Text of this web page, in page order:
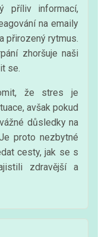
příliv informací,
na emaily
přirozený rytmus.
zhoršuje naši
se.
že stres je
avšak pokud
důsledky na
proto nezbytné
cesty, jak se s
zdravější a